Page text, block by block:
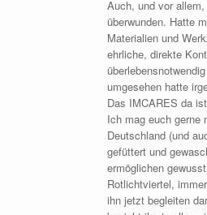
Auch, und vor
überwunden. Hatte
Materialien und
ehrliche, direkte
umgesehen hatte
Das IMCARES da
Ich mag euch gerne
Deutschland (und
gefüttert und
ermöglichen
Rotlichtviertel,
ihn jetzt begleiten